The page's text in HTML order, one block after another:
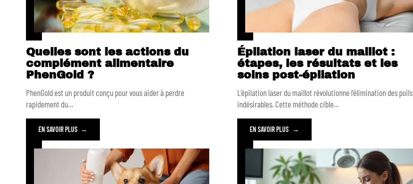
Quelles sont les actions du
complément alimentaire
PhenGold ?
PhenGold est un produit conçu pour vous aider à perdre
rapidement du…
EN SAVOIR PLUS
Épilation laser du maillot :
étapes, les résultats et les
soins post-épilation
L’épilation laser du maillot révolutionne l’élimination des poils
indésirables. Cette méthode cible…
EN SAVOIR PLUS